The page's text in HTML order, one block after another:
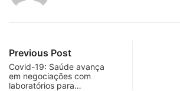
Previous Post
Covid-19: Saúde avança
em negociações com
laboratórios para…